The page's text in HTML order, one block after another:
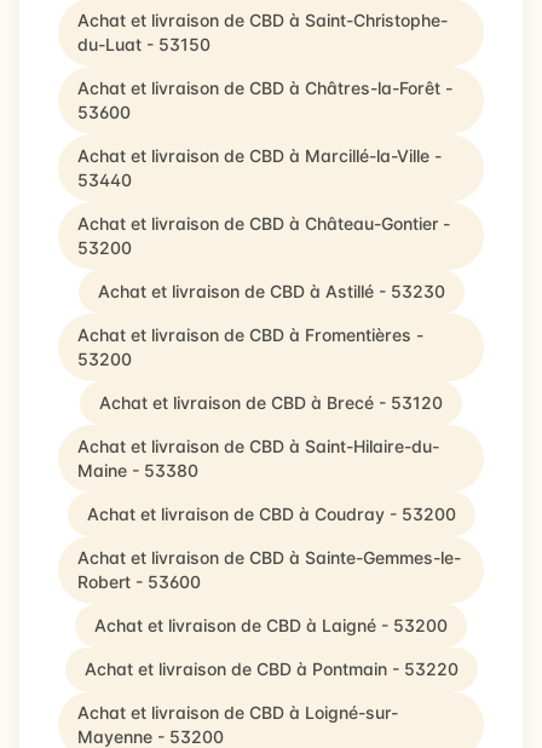
Achat et livraison de CBD à Saint-Christophe-
du-Luat - 53150
Achat et livraison de CBD à Châtres-la-Forêt -
53600
Achat et livraison de CBD à Marcillé-la-Ville -
53440
Achat et livraison de CBD à Château-Gontier -
53200
Achat et livraison de CBD à Astillé - 53230
Achat et livraison de CBD à Fromentières -
53200
Achat et livraison de CBD à Brecé - 53120
Achat et livraison de CBD à Saint-Hilaire-du-
Maine - 53380
Achat et livraison de CBD à Coudray - 53200
Achat et livraison de CBD à Sainte-Gemmes-le-
Robert - 53600
Achat et livraison de CBD à Laigné - 53200
Achat et livraison de CBD à Pontmain - 53220
Achat et livraison de CBD à Loigné-sur-
Mayenne - 53200